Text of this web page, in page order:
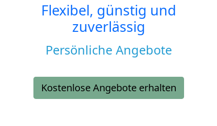
Flexibel, günstig und
zuverlässig
Persönliche Angebote
Kostenlose Angebote erhalten